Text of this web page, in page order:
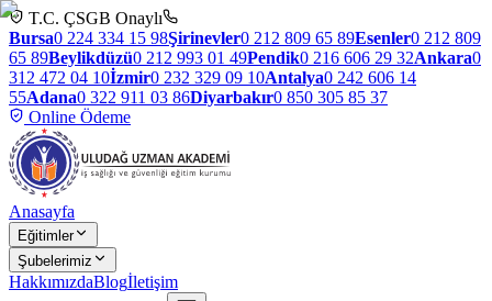
T.C. ÇSGB Onaylı
Bursa0 224 334 15 98Şirinevler0 212 809 65 89Esenler0 212 809
65 89Beylikdüzü0 212 993 01 49Pendik0 216 606 29 32Ankara0
312 472 04 10İzmir0 232 329 09 10Antalya0 242 606 14
55Adana0 322 911 03 86Diyarbakır0 850 305 85 37
Online Ödeme
Anasayfa
Eğitimler
Şubelerimiz
HakkımızdaBlogİletişim